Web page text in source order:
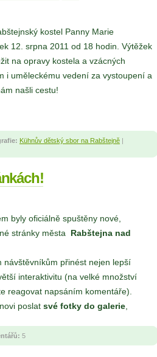
kostel Panny Marie
12. srpna 2011 od 18 hodin. Výtěžek
na opravy kostela a vzácných
i uměleckému vedení za vystoupení a
našli cestu!
Kühnův dětský sbor na Rabštejně |
byly oficiálně spuštěny nové,
stránky města
Rabštejna nad
návštěvníkům přinést nejen lepší
interaktivitu (na velké množství
reagovat napsáním komentáře).
poslat své fotky do galerie,
5